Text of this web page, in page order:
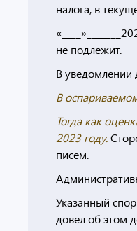
налога, в
не подлежит.
В уведомлении
В
Тогда как
2023 году.
писем.
Указанный
довел об этом